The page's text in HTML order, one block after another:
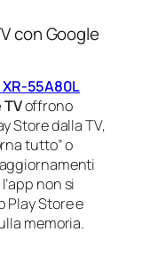
con Google
XR-55A80L
offrono
Store dalla TV,
tutto” o
non si
Play Store e
memoria.